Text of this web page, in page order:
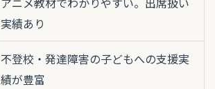
実績あり
不登校・発達障害の子どもへの支援実
績が豊富